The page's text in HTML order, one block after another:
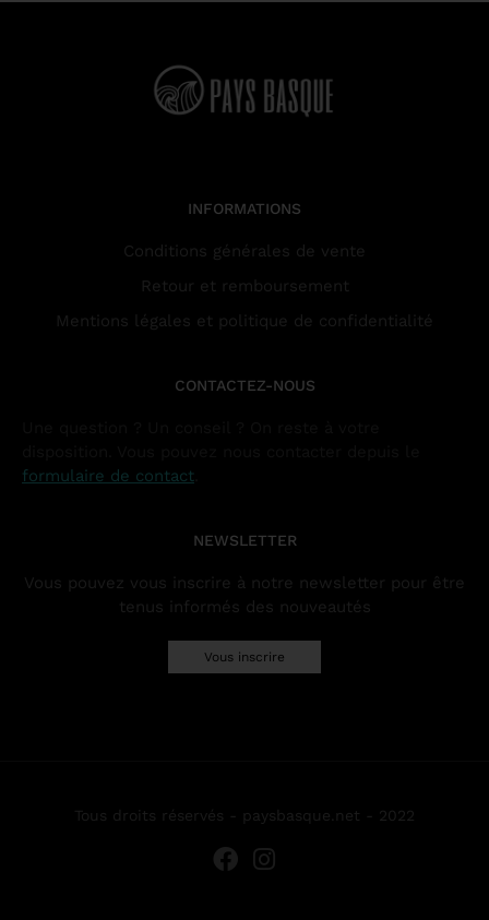
INFORMATIONS
Conditions générales de vente
Retour et remboursement
Mentions légales et politique de confidentialité
CONTACTEZ-NOUS
formulaire de contact
NEWSLETTER
Vous pouvez vous inscrire à notre newsletter pour être
tenus informés des nouveautés
Vous inscrire
Tous droits réservés - paysbasque.net - 2022